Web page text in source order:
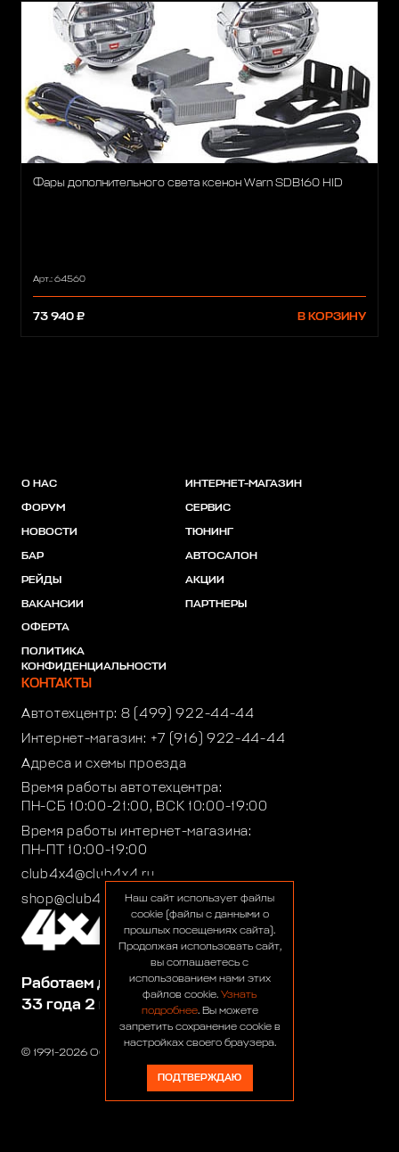
Фары дополнительного света ксенон Warn SDB160 HID
Арт.: 64560
73 940 ₽ В КОРЗИНУ
© 1991-2026 ООО «Сервис 4х4»
Работаем для вас:
33 года 2 месяца 24 дня
О НАС
ФОРУМ
НОВОСТИ
БАР
РЕЙДЫ
ВАКАНСИИ
ОФЕРТА
ПОЛИТИКА
КОНФИДЕНЦИАЛЬНОСТИ
ИНТЕРНЕТ-МАГАЗИН
СЕРВИС
ТЮНИНГ
АВТОСАЛОН
АКЦИИ
ПАРТНЕРЫ
КОНТАКТЫ
Автотехцентр: 8 (499) 922-44-44
Интернет-магазин: +7 (916) 922-44-44
Адреса и схемы проезда
Время работы автотехцентра:
ПН-СБ 10:00-21:00, ВСК 10:00-19:00
Время работы интернет-магазина:
ПН-ПТ 10:00-19:00
club4x4@club4x4.ru
shop@club4x4.ruНаш сайт использует файлы
cookie (файлы с данными о
прошлых посещениях сайта).
Продолжая использовать сайт,
вы соглашаетесь с
использованием нами этих
файлов cookie. Узнать
подробнее. Вы можете
запретить сохранение cookie в
настройках своего браузера.
ПОДТВЕРЖДАЮ